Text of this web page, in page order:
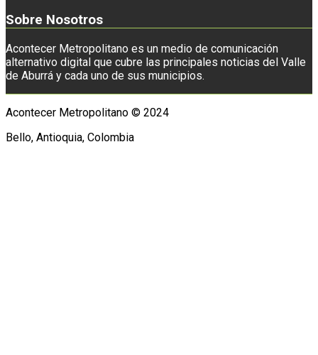
Sobre Nosotros
Acontecer Metropolitano es un medio de comunicación
alternativo digital que cubre las principales noticias del Valle
de Aburrá y cada uno de sus municipios.
Acontecer Metropolitano © 2024
Bello, Antioquia, Colombia